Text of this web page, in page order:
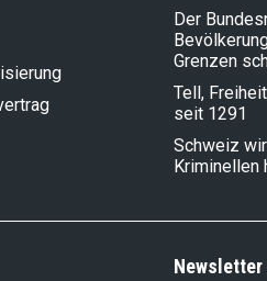
Der
Grenzen
Tell,
seit 1291
Schweiz
Kriminellen
Newsletter